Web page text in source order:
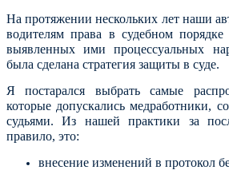
На протяжении нескольких лет наши
водителям права в судебном порядке
выявленных ими процессуальных
была сделана стратегия защиты в суде.
Я постарался выбрать самые
которые допускались медработники,
судьями. Из нашей практики за
правило, это:
внесение изменений в протокол